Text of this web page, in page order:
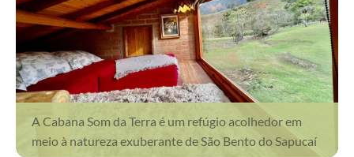
A Cabana Som da Terra é um refúgio acolhedor em
meio à natureza exuberante de São Bento do Sapucaí